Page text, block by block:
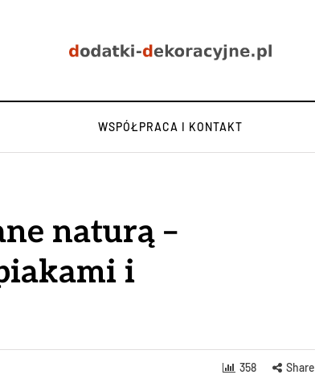
WSPÓŁPRACA I KONTAKT
naturą –
i
358 Share